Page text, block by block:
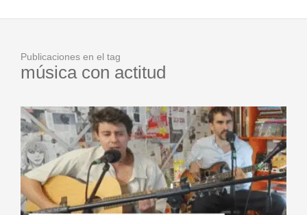
Publicaciones en el tag
música con actitud